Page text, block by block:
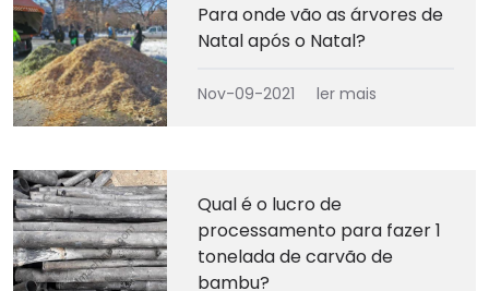
Para onde vão as árvores de
Natal após o Natal?
Nov-09-2021 ler mais
Qual é o lucro de
processamento para fazer 1
tonelada de carvão de
bambu?